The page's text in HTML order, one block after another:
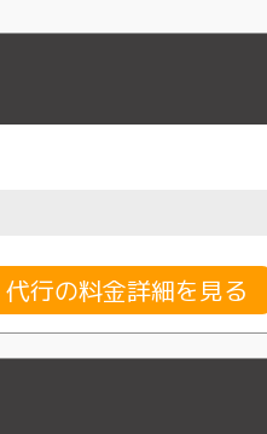
行の料金詳細を見る